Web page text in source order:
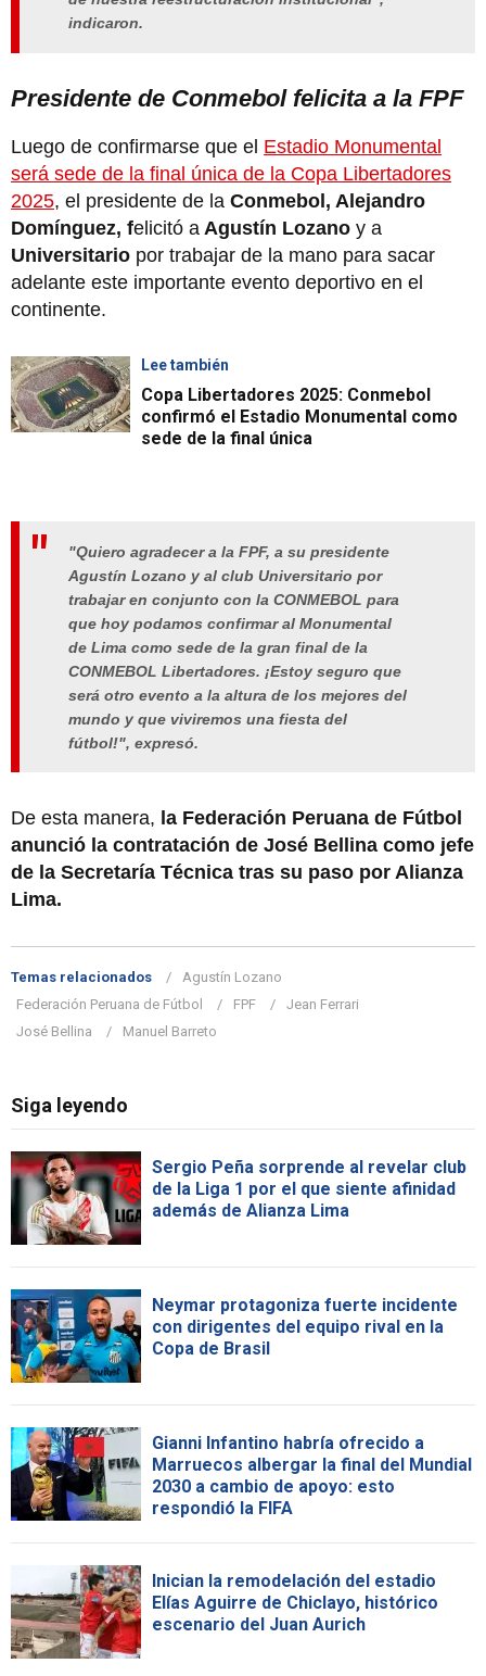
indicaron.
Presidente de Conmebol felicita a la FPF
Luego de confirmarse que el Estadio Monumental
será sede de la final única de la Copa Libertadores
2025, el presidente de la Conmebol, Alejandro
Domínguez, felicitó a Agustín Lozano y a
Universitario por trabajar de la mano para sacar
adelante este importante evento deportivo en el
continente.
Lee también
Copa Libertadores 2025: Conmebol
confirmó el Estadio Monumental como
sede de la final única
"Quiero agradecer a la FPF, a su presidente
Agustín Lozano y al club Universitario por
trabajar en conjunto con la CONMEBOL para
que hoy podamos confirmar al Monumental
de Lima como sede de la gran final de la
CONMEBOL Libertadores. ¡Estoy seguro que
será otro evento a la altura de los mejores del
mundo y que viviremos una fiesta del
fútbol!", expresó.
De esta manera, la Federación Peruana de Fútbol
anunció la contratación de José Bellina como jefe
de la Secretaría Técnica tras su paso por Alianza
Lima.
Temas relacionados
Agustín Lozano
Federación Peruana de Fútbol
FPF
Jean Ferrari
José Bellina
Manuel Barreto
Siga leyendo
Sergio Peña sorprende al revelar club
de la Liga 1 por el que siente afinidad
además de Alianza Lima
Neymar protagoniza fuerte incidente
con dirigentes del equipo rival en la
Copa de Brasil
Gianni Infantino habría ofrecido a
Marruecos albergar la final del Mundial
2030 a cambio de apoyo: esto
respondió la FIFA
Inician la remodelación del estadio
Elías Aguirre de Chiclayo, histórico
escenario del Juan Aurich